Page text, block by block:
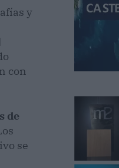
y
con
de
se